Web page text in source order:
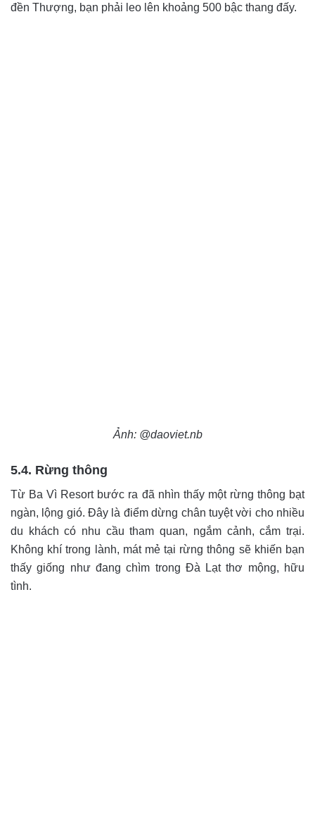
đền Thượng, bạn phải leo lên khoảng 500 bậc thang đấy.
Ảnh: @daoviet.nb
5.4. Rừng thông
Từ Ba Vì Resort bước ra đã nhìn thấy một rừng thông bạt
ngàn, lộng gió. Đây là điểm dừng chân tuyệt vời cho nhiều
du khách có nhu cầu tham quan, ngắm cảnh, cắm trại.
Không khí trong lành, mát mẻ tại rừng thông sẽ khiến bạn
thấy giống như đang chìm trong Đà Lạt thơ mộng, hữu
tình.